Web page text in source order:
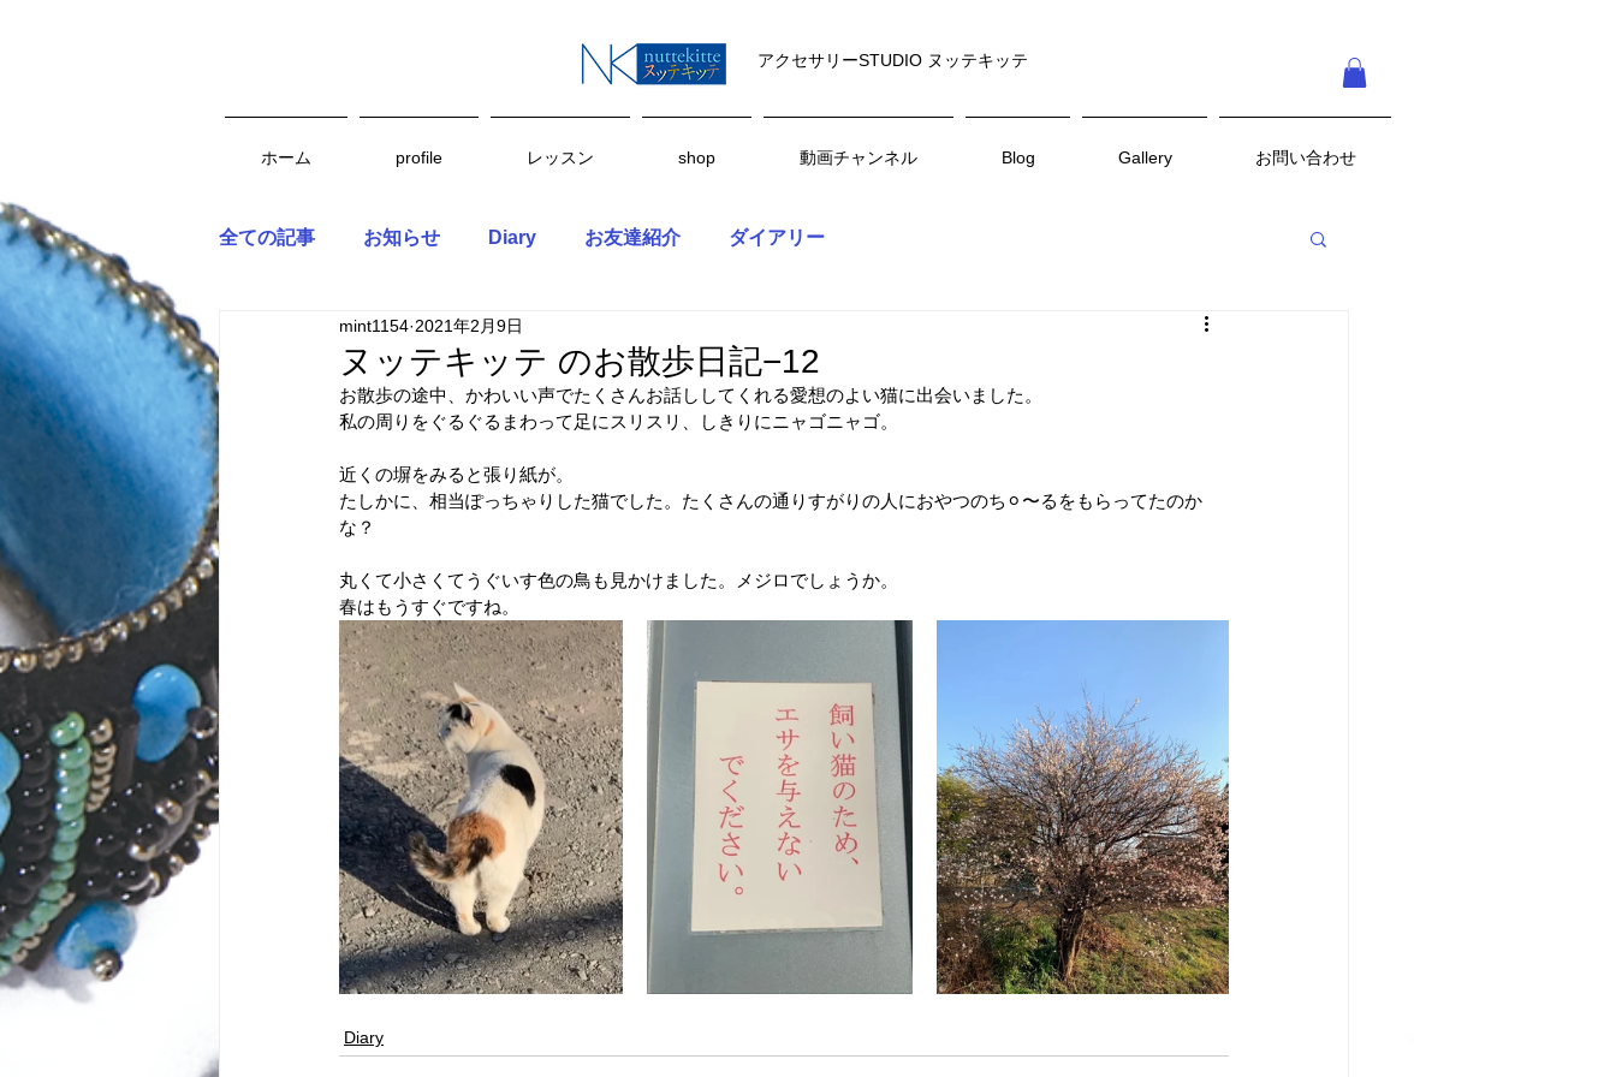
アクセサリーSTUDIO ヌッテキッテ
ホーム profile レッスン shop 動画チャンネル Blog Gallery お問い合わせ
全ての記事 お知らせ Diary お友達紹介 ダイアリー
ヌッテキッテ のお散歩日記−12
mint1154 2021年2月9日
お散歩の途中、かわいい声でたくさんお話ししてくれる愛想のよい猫に出会いました。
私の周りをぐるぐるまわって足にスリスリ、しきりにニャゴニャゴ。
近くの塀をみると張り紙が。
たしかに、相当ぽっちゃりした猫でした。たくさんの通りすがりの人におやつのち⚪︎〜るをもらってたのか
な？
丸くて小さくてうぐいす色の鳥も見かけました。メジロでしょうか。
春はもうすぐですね。
Diary